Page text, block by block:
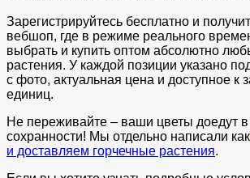
Зарегистрируйтесь бесплатно и
вебшоп, где в режиме реального
выбрать и купить оптом абсолютно
растения. У каждой позиции указано
с фото, актуальная цена и доступное к
единиц.
Не переживайте – ваши цветы доедут
сохранности! Мы отдельно написали как
и доставляем горчечные растения.